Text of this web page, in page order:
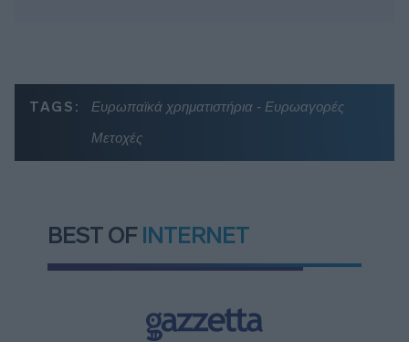
TAGS:
Ευρωπαϊκά χρηματιστήρια - Ευρωαγορές
Μετοχές
BEST OF INTERNET